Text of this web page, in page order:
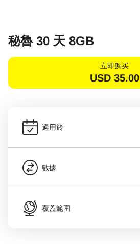
秘魯 30 天 8GB
立即购买
USD 35.00
適用於
數據
覆蓋範圍